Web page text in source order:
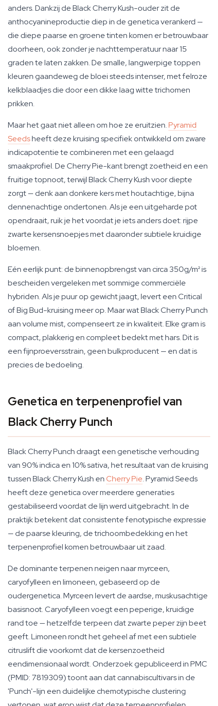
anders. Dankzij de Black Cherry Kush-ouder zit de
anthocyanineproductie diep in de genetica verankerd —
die diepe paarse en groene tinten komen er betrouwbaar
doorheen, ook zonder je nachttemperatuur naar 15
graden te laten zakken. De smalle, langwerpige toppen
kleuren gaandeweg de bloei steeds intenser, met felroze
kelkblaadjes die door een dikke laag witte trichomen
prikken.
Maar het gaat niet alleen om hoe ze eruitzien.Pyramid
Seedsheeft deze kruising specifiek ontwikkeld om zware
indicapotentie te combineren met een gelaagd
smaakprofiel. De Cherry Pie-kant brengt zoetheid en een
fruitige topnoot, terwijl Black Cherry Kush voor diepte
zorgt — denk aan donkere kers met houtachtige, bijna
dennenachtige ondertonen. Als je een uitgeharde pot
opendraait, ruik je het voordat je iets anders doet: rijpe
zwarte kersensnoepjes met daaronder subtiele kruidige
bloemen.
Eén eerlijk punt: de binnenopbrengst van circa 350g/m² is
bescheiden vergeleken met sommige commerciële
hybriden. Als je puur op gewicht jaagt, levert een Critical
of Big Bud-kruising meer op. Maar wat Black Cherry Punch
aan volume mist, compenseert ze in kwaliteit. Elke gram is
compact, plakkerig en compleet bedekt met hars. Dit is
een fijnproeversstrain, geen bulkproducent — en dat is
precies de bedoeling.
Genetica en terpenenprofiel van
Black Cherry Punch
Black Cherry Punch draagt een genetische verhouding
van 90% indica en 10% sativa, het resultaat van de kruising
tussen Black Cherry Kush enCherry Pie. Pyramid Seeds
heeft deze genetica over meerdere generaties
gestabiliseerd voordat de lijn werd uitgebracht. In de
praktijk betekent dat consistente fenotypische expressie
— de paarse kleuring, de trichoombedekking en het
terpenenprofiel komen betrouwbaar uit zaad.
De dominante terpenen neigen naar myrceen,
caryofylleen en limoneen, gebaseerd op de
oudergenetica. Myrceen levert de aardse, muskusachtige
basisnoot. Caryofylleen voegt een peperige, kruidige
rand toe — hetzelfde terpeen dat zwarte peper zijn beet
geeft. Limoneen rondt het geheel af met een subtiele
citruslift die voorkomt dat de kersenzoetheid
eendimensionaal wordt. Onderzoek gepubliceerd in PMC
(PMID: 7819309) toont aan dat cannabiscultivars in de
'Punch'-lijn een duidelijke chemotypische clustering